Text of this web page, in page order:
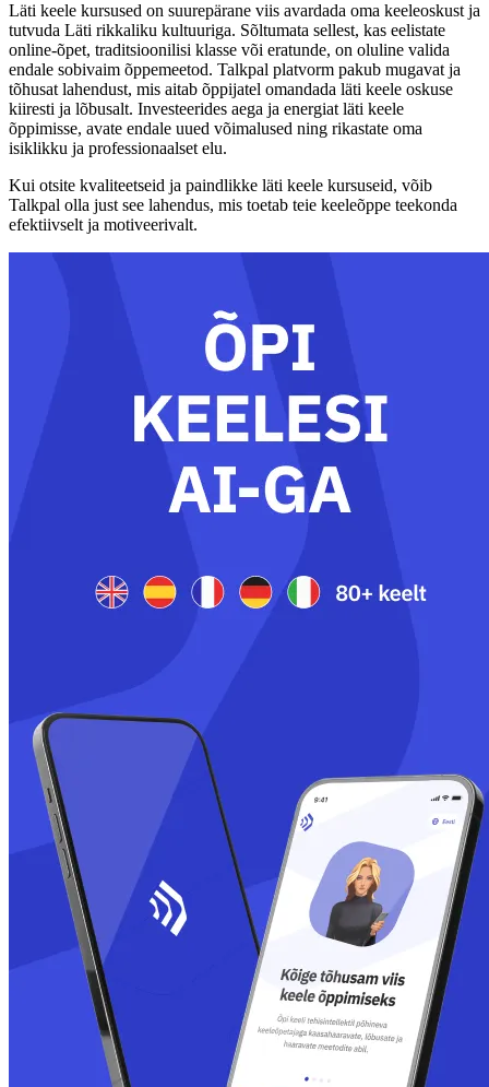
Läti keele kursused on suurepärane viis avardada oma keeleoskust ja
tutvuda Läti rikkaliku kultuuriga. Sõltumata sellest, kas eelistate
online-õpet, traditsioonilisi klasse või eratunde, on oluline valida
endale sobivaim õppemeetod. Talkpal platvorm pakub mugavat ja
tõhusat lahendust, mis aitab õppijatel omandada läti keele oskuse
kiiresti ja lõbusalt. Investeerides aega ja energiat läti keele
õppimisse, avate endale uued võimalused ning rikastate oma
isiklikku ja professionaalset elu.
Kui otsite kvaliteetseid ja paindlikke läti keele kursuseid, võib
Talkpal olla just see lahendus, mis toetab teie keeleõppe teekonda
efektiivselt ja motiveerivalt.